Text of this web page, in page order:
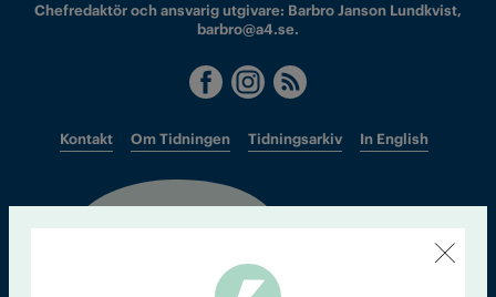
Chefredaktör och ansvarig utgivare: Barbro Janson Lundkvist,
barbro@a4.se.
Kontakt Om Tidningen Tidningsarkiv In English
Läs tidigare